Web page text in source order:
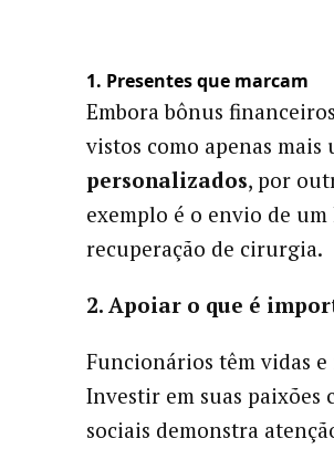
1. Presentes que marcam
Embora bônus
vistos como apenas mais
personalizados, por
exemplo é o envio de
recuperação de cirurgia.
2. Apoiar o que é
Funcionários têm vidas
Investir em suas paixões
sociais demonstra